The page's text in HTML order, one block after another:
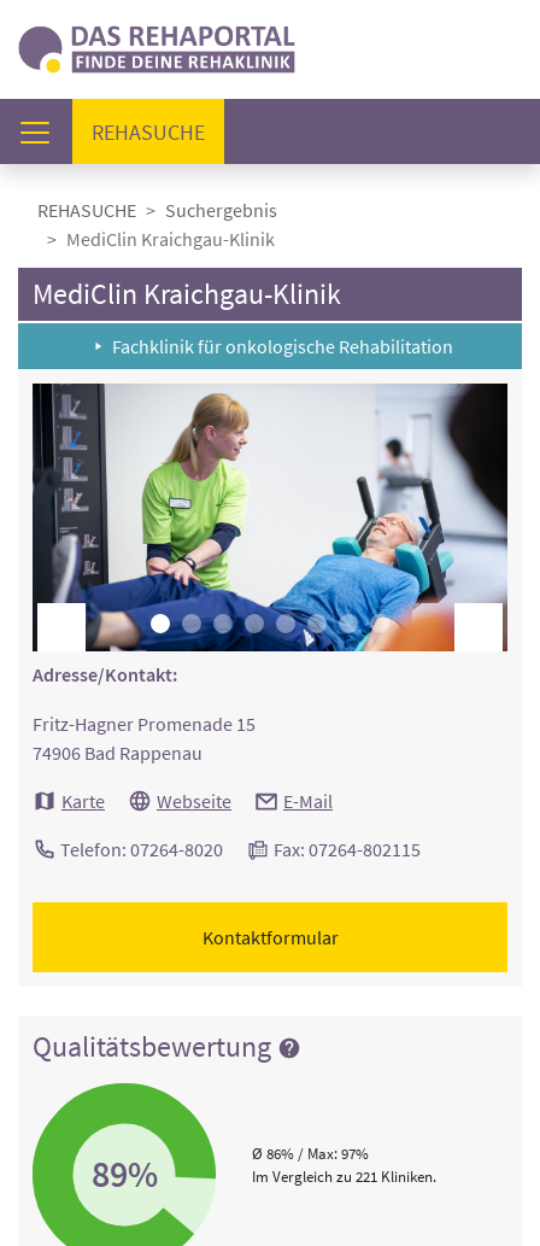
REHASUCHE(AKTUELL)
REHASUCHE
Suchergebnis
MediClin Kraichgau-Klinik
MediClin Kraichgau-Klinik
Fachklinik für onkologische Rehabilitation
Adresse/Kontakt:
Fritz-Hagner Promenade 15
74906 Bad Rappenau
Karte
Webseite E-Mail
Telefon: 07264-8020 Fax: 07264-802115
Kontaktformular
Qualitätsbewertung
89%
Ø 86% / Max: 97%
Im Vergleich zu 221 Kliniken.